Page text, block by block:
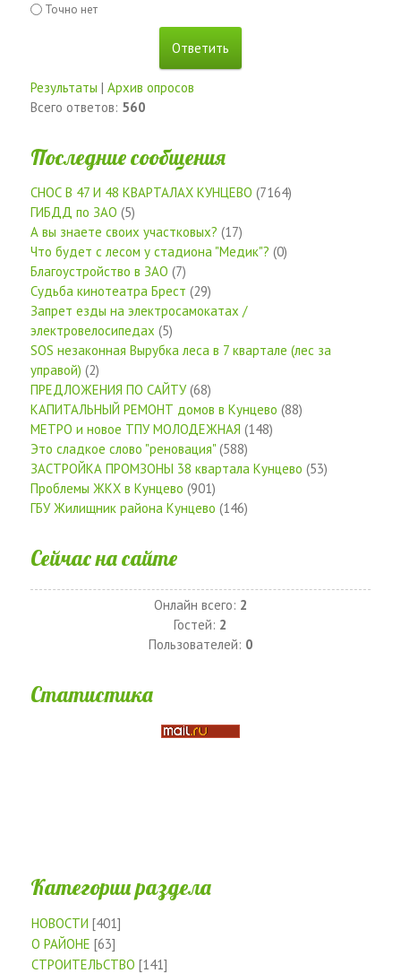
Точно нет
Результаты | Архив опросов
Всего ответов: 560
Последние сообщения
СНОС В 47 И 48 КВАРТАЛАХ КУНЦЕВО (7164)
ГИБДД по ЗАО (5)
А вы знаете своих участковых? (17)
Что будет с лесом у стадиона "Медик"? (0)
Благоустройство в ЗАО (7)
Судьба кинотеатра Брест (29)
Запрет езды на электросамокатах /
электровелосипедах (5)
SOS незаконная Вырубка леса в 7 квартале (лес за
управой) (2)
ПРЕДЛОЖЕНИЯ ПО САЙТУ(68)
КАПИТАЛЬНЫЙ РЕМОНТ домов в Кунцево (88)
МЕТРО и новое ТПУ МОЛОДЕЖНАЯ (148)
Это сладкое слово "реновация" (588)
ЗАСТРОЙКА ПРОМЗОНЫ 38 квартала Кунцево (53)
Проблемы ЖКХ в Кунцево (901)
ГБУ Жилищник района Кунцево (146)
Сейчас на сайте
Онлайн всего: 2
Гостей: 2
Пользователей: 0
Статистика
Категории раздела
НОВОСТИ [401]
О РАЙОНЕ [63]
СТРОИТЕЛЬСТВО [141]